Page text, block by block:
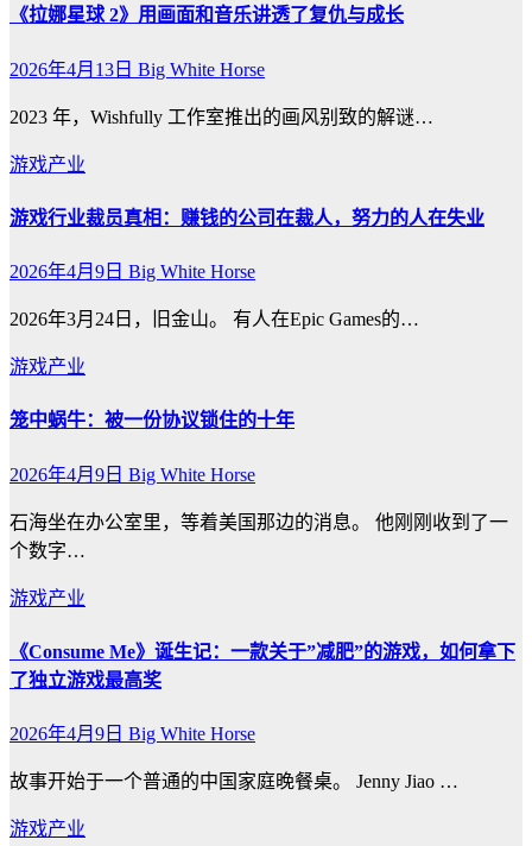
《拉娜星球 2》用画面和音乐讲透了复仇与成长
2026年4月13日 Big White Horse
2023 年，Wishfully 工作室推出的画风别致的解谜…
游戏产业
游戏行业裁员真相：赚钱的公司在裁人，努力的人在失业
2026年4月9日 Big White Horse
2026年3月24日，旧金山。 有人在Epic Games的…
游戏产业
笼中蜗牛：被一份协议锁住的十年
2026年4月9日 Big White Horse
石海坐在办公室里，等着美国那边的消息。 他刚刚收到了一
个数字…
游戏产业
《Consume Me》诞生记：一款关于”减肥”的游戏，如何拿下
了独立游戏最高奖
2026年4月9日 Big White Horse
故事开始于一个普通的中国家庭晚餐桌。 Jenny Jiao …
游戏产业